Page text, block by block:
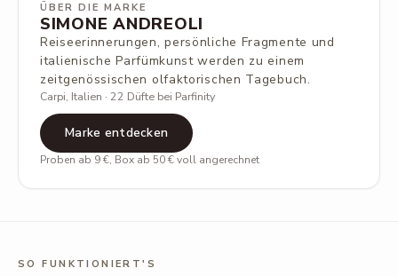
ÜBER DIE MARKE
SIMONE ANDREOLI
Reiseerinnerungen, persönliche Fragmente und
italienische Parfümkunst werden zu einem
zeitgenössischen olfaktorischen Tagebuch.
Carpi, Italien · 22 Düfte bei Parfinity
Marke entdecken
Proben ab 9 €, Box ab 50 € voll angerechnet
SO FUNKTIONIERT'S